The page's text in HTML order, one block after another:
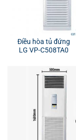
Điều hòa tủ đứng
LG VP-C508TA0